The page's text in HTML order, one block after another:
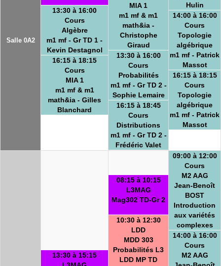
Salle 0A2
13:30 à 16:00
Cours
Algèbre
m1 mf - Gr TD 1 -
Kevin Destagnol
16:15 à 18:15
Cours
MIA 1
m1 mf & m1
math&ia - Gilles
Blanchard
MIA 1
m1 mf & m1
math&ia -
Christophe
Giraud
13:30 à 16:00
Cours
Probabilités
m1 mf - Gr TD 2 -
Sophie Lemaire
16:15 à 18:45
Cours
Distributions
m1 mf - Gr TD 2 -
Frédéric Valet
Hulin
14:00 à 16:00
Cours
Topologie
algébrique
m1 mf - Patrick
Massot
16:15 à 18:15
Cours
Topologie
algébrique
m1 mf - Patrick
Massot
13:30 à 15:15
08:15 à 10:15
L3MAG
Mag302 TD-Gr 2
10:30 à 12:30
LDD
MDD 303
Probabilités L3
LDD MP TD
09:00 à 12:00
Cours
M2 AAG
Jean-Benoît
BOST
Introduction
aux variétés
complexes
14:00 à 16:00
Cours
M2 AAG